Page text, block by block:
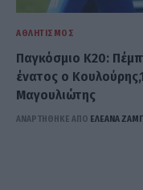
ΑΘΛΗΤΙΣΜΌΣ
Παγκόσμιο Κ20:
ένατος ο
Μαγουλιώτης
ΑΝΑΡΤΗΘΗΚΕ ΑΠΟ ΕΛΕΑΝΑ